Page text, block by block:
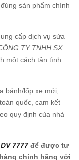
sản phẩm chính
cấp dịch vụ sửa
TY TNHH SX
một cách tận tình
bánh/lốp xe mới,
quốc, cam kết
quy định của nhà
7777để được tư
chính hãng với